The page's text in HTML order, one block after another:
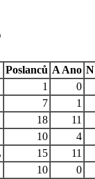
Poslanců A Ano N
1
0
7
1
18
11
10
4
15
11
10
0